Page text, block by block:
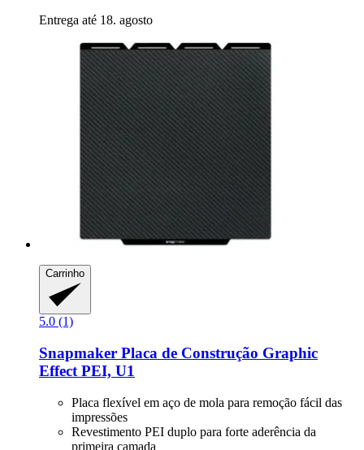
Entrega até 18. agosto
Carrinho
5.0 (1)
Snapmaker Placa de Construção Graphic
Effect PEI, U1
Placa flexível em aço de mola para remoção fácil das
impressões
Revestimento PEI duplo para forte aderência da
primeira camada